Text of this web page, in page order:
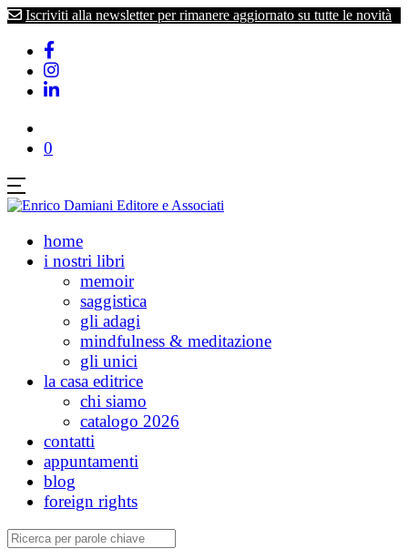
Iscriviti alla newsletter per rimanere aggiornato su tutte le novità
0
home
i nostri libri
memoir
saggistica
gli adagi
mindfulness & meditazione
gli unici
la casa editrice
chi siamo
catalogo 2026
contatti
appuntamenti
blog
foreign rights
Ricerca